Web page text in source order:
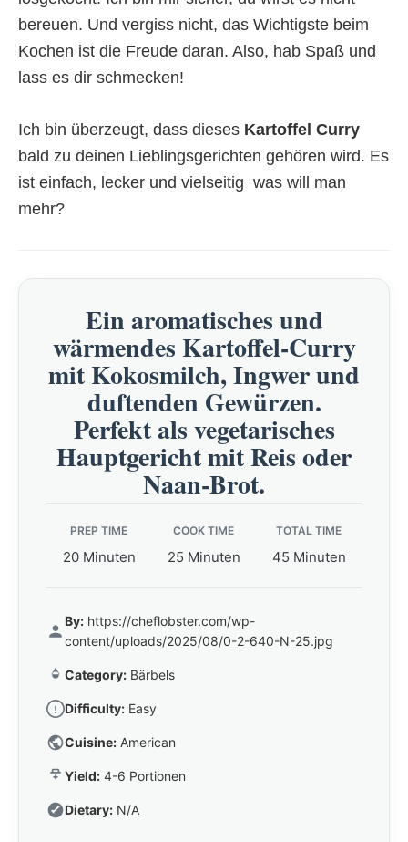
bereuen. Und vergiss nicht, das Wichtigste beim
Kochen ist die Freude daran. Also, hab Spaß und
lass es dir schmecken!
Ich bin überzeugt, dass dieses Kartoffel Curry
bald zu deinen Lieblingsgerichten gehören wird. Es
ist einfach, lecker und vielseitig  was will man
mehr?
Ein aromatisches und
wärmendes Kartoffel-Curry
mit Kokosmilch, Ingwer und
duftenden Gewürzen.
Perfekt als vegetarisches
Hauptgericht mit Reis oder
Naan-Brot.
PREP TIME
20 Minuten
COOK TIME
25 Minuten
TOTAL TIME
45 Minuten
By: https://cheflobster.com/wp-
content/uploads/2025/08/0-2-640-N-25.jpg
Category: Bärbels
Difficulty: Easy
Cuisine: American
Yield: 4-6 Portionen
Dietary: N/A